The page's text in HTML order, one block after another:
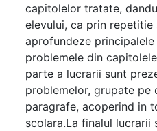
capitolelor tratate,
elevului, ca prin repetitie
aprofundeze
problemele din
parte a lucrarii sunt
problemelor, grupate pe
paragrafe, acoperind in
scolara.La finalul lucrarii